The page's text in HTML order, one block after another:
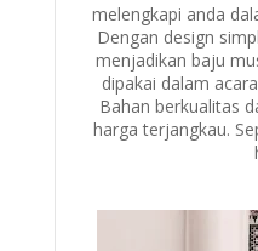
melengkapi anda
Dengan design
menjadikan baju
dipakai dalam
Bahan berkualitas
harga terjangkau.